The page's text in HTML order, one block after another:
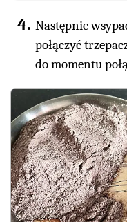
Następnie
połączyć
do momentu